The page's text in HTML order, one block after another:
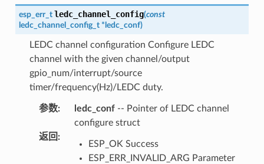
esp_err_t ledc_channel_config(const
ledc_channel_config_t * ledc_conf)
LEDC channel configuration Configure LEDC
channel with the given channel/output
gpio_num/interrupt/source
timer/frequency(Hz)/LEDC duty.
参数: ledc_conf-- Pointer of LEDC channel
configure struct
返回 :
ESP_OK Success
ESP_ERR_INVALID_ARG Parameter